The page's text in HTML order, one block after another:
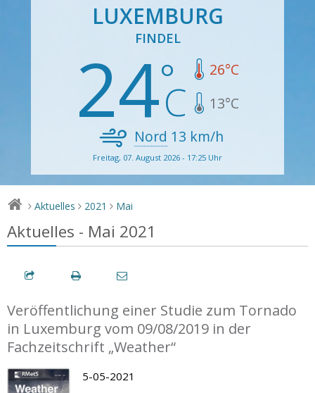
LUXEMBURG
FINDEL
24 26°C
13°C
Nord 13 km/h
Freitag, 07. August 2026 - 17:25 Uhr
> Aktuelles > 2021 > Mai
Aktuelles - Mai 2021
Veröffentlichung einer Studie zum Tornado
in Luxemburg vom 09/08/2019 in der
Fachzeitschrift „Weather“
5-05-2021